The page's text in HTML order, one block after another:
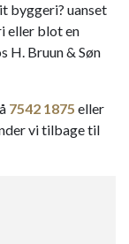
byggeri? uanset
eller blot en
H. Bruun & Søn
7542 1875 eller
vi tilbage til